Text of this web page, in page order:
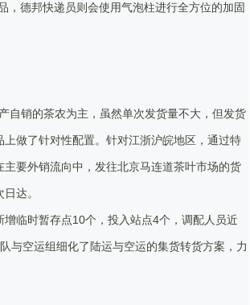
，德邦快递员则会使用气泡柱进行全方位的加固
自销的茶农为主，虽然单次发货量不大，但发货
做了针对性配置。针对江浙沪皖地区，通过特
要外销流向中，发往北京马连道茶叶市场的货
达。
临时暂存点10个，投入站点4个，调配人员近
与空运组细化了陆运与空运的集货转货方案，力